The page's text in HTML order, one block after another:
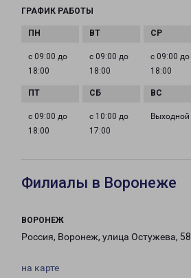
ГРАФИК РАБОТЫ
с 09:00 до
18:00
с 09:00 до
18:00
с 09:00 до
18:00
с 09:00 до
18:00
с 10:00 до
17:00
Выходной
Филиалы в Воронеже
ВОРОНЕЖ
Россия, Воронеж, улица Остужева, 58
на карте